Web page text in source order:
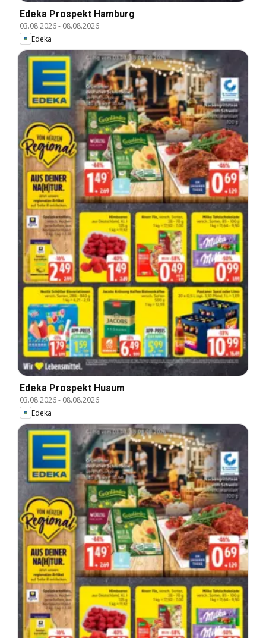
Edeka Prospekt Hamburg
03.08.2026- 08.08.2026
Edeka
Edeka Prospekt Husum
03.08.2026- 08.08.2026
Edeka